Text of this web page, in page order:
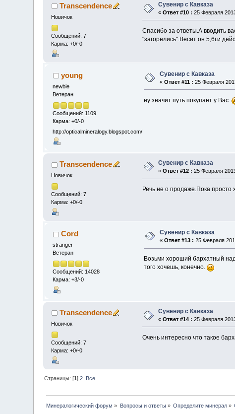
Transcendence
Новичок
Сообщений: 7
Карма: +0/-0
Сувенир с Кавказа
«Ответ #10 : 25 Февраля
Спасибо за ответы.А вводить
"загорелись".Весит он 5,6г.и
young
newbie
Ветеран
Сообщений: 1109
Карма: +0/-0
http://opticalmineralogy.blogspot.com/
Сувенир с Кавказа
«Ответ #11 : 25 Февраля
ну значит путь покупает у Вас
Transcendence
Новичок
Сообщений: 7
Карма: +0/-0
Сувенир с Кавказа
«Ответ #12 : 25 Февраля
Речь не о продаже.Пока просто
Cord
stranger
Ветеран
Сообщений: 14028
Карма: +3/-0
Сувенир с Кавказа
«Ответ #13 : 25 Февраля
Возьми хороший бархатный
того хочешь, конечно.
Transcendence
Новичок
Сообщений: 7
Карма: +0/-0
Сувенир с Кавказа
«Ответ #14 : 25 Февраля
Очень интересно что такое
Страницы: [1]2 Все
Минералогический форум » Вопросы и ответы» Определите минерал »